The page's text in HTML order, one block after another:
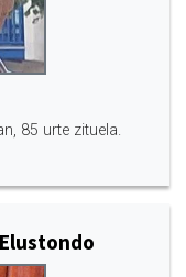
85 urte zituela.